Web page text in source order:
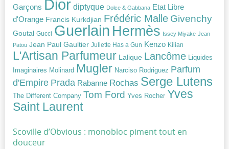
Garçons Dior diptyque Dolce & Gabbana Etat Libre
d'Orange Francis Kurkdjian Frédéric Malle Givenchy
Goutal Gucci Guerlain Hermès Issey Miyake Jean
Patou Jean Paul Gaultier Juliette Has a Gun Kenzo Kilian
L'Artisan Parfumeur Lalique Lancôme Liquides
Imaginaires Molinard Mugler Narciso Rodriguez Parfum
d'Empire Prada Rabanne Rochas Serge Lutens
The Different Company Tom Ford Yves Rocher Yves
Saint Laurent
Scoville d’Obvious : monobloc piment tout en
douceur